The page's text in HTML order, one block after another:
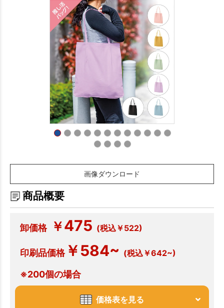
画像ダウンロード
商品概要
卸価格 ￥475 (税込￥522)
印刷品価格￥584~ (税込￥642~)
※200個の場合
価格表を見る